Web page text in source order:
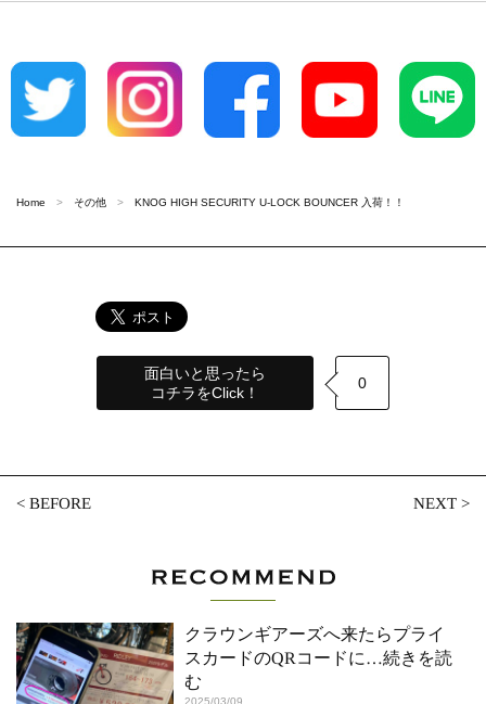
Home その他 KNOG HIGH SECURITY U-LOCK BOUNCER 入荷！！
面白いと思ったら
コチラをClick！
0
<BEFORE NEXT>
クラウンギアーズへ来たらプライ
スカードのQRコードに …続きを読
む
2025/03/09